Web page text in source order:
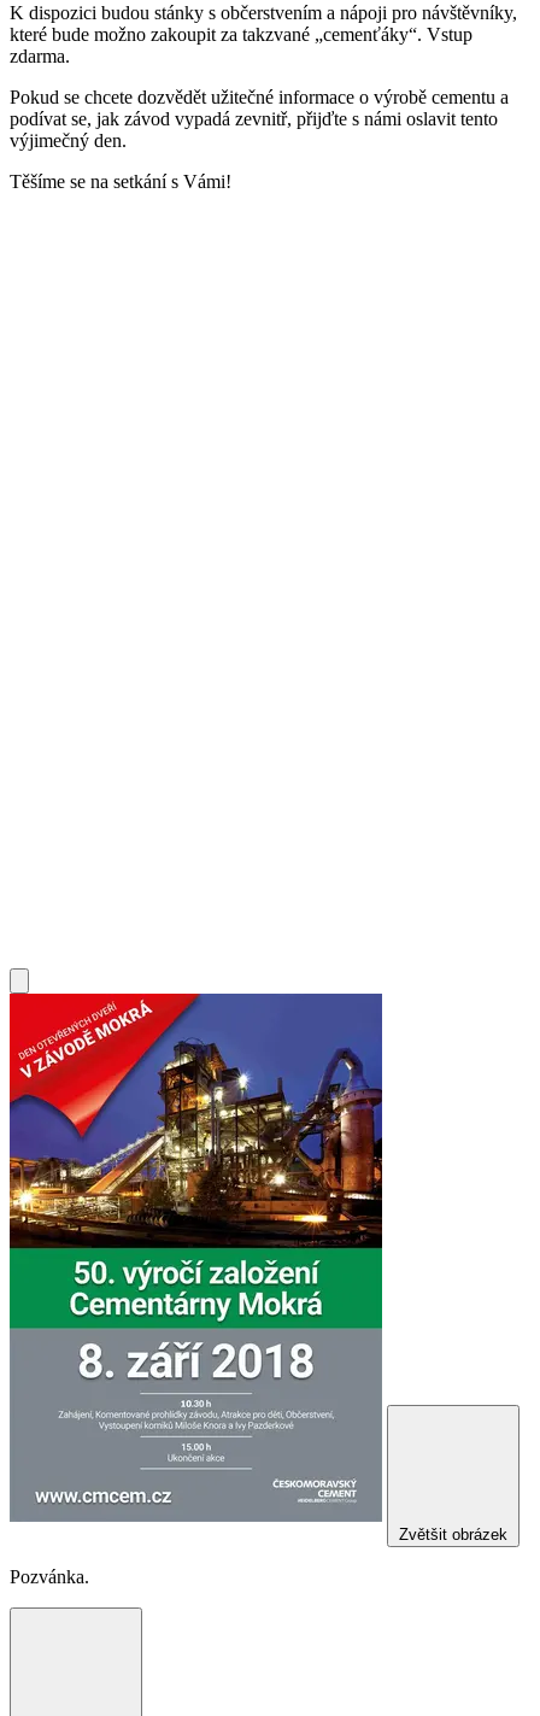
K dispozici budou stánky s občerstvením a nápoji pro návštěvníky,
které bude možno zakoupit za takzvané „cemenťáky“. Vstup
zdarma.
Pokud se chcete dozvědět užitečné informace o výrobě cementu a
podívat se, jak závod vypadá zevnitř, přijďte s námi oslavit tento
výjimečný den.
Těšíme se na setkání s Vámi!
Zvětšit obrázek
Pozvánka.